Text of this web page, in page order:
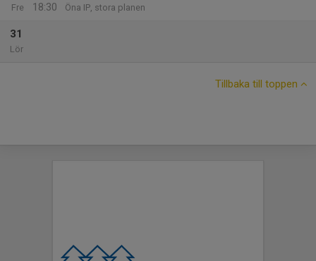
Fre
18:30
Öna IP, stora planen
31
Lör
Tillbaka till toppen